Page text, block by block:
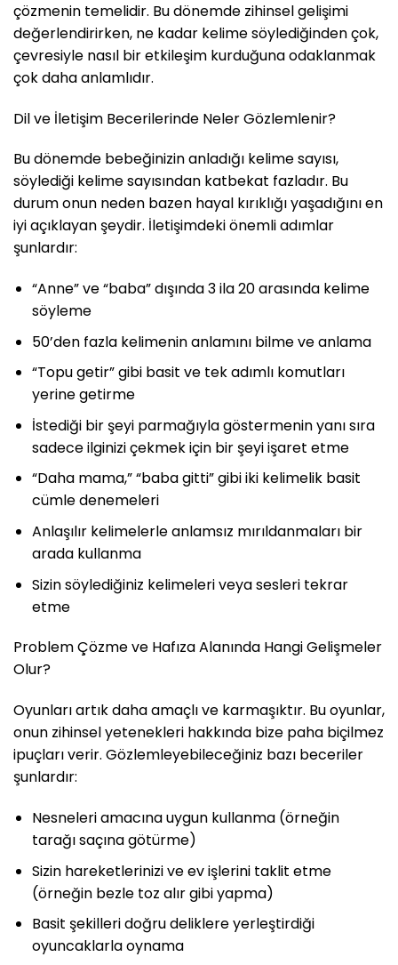
çözmenin temelidir. Bu dönemde zihinsel gelişimi
değerlendirirken, ne kadar kelime söylediğinden çok,
çevresiyle nasıl bir etkileşim kurduğuna odaklanmak
çok daha anlamlıdır.
Dil ve İletişim Becerilerinde Neler Gözlemlenir?
Bu dönemde bebeğinizin anladığı kelime sayısı,
söylediği kelime sayısından katbekat fazladır. Bu
durum onun neden bazen hayal kırıklığı yaşadığını en
iyi açıklayan şeydir. İletişimdeki önemli adımlar
şunlardır:
“Anne” ve “baba” dışında 3 ila 20 arasında kelime
söyleme
50’den fazla kelimenin anlamını bilme ve anlama
“Topu getir” gibi basit ve tek adımlı komutları
yerine getirme
İstediği bir şeyi parmağıyla göstermenin yanı sıra
sadece ilginizi çekmek için bir şeyi işaret etme
“Daha mama,” “baba gitti” gibi iki kelimelik basit
cümle denemeleri
Anlaşılır kelimelerle anlamsız mırıldanmaları bir
arada kullanma
Sizin söylediğiniz kelimeleri veya sesleri tekrar
etme
Problem Çözme ve Hafıza Alanında Hangi Gelişmeler
Olur?
Oyunları artık daha amaçlı ve karmaşıktır. Bu oyunlar,
onun zihinsel yetenekleri hakkında bize paha biçilmez
ipuçları verir. Gözlemleyebileceğiniz bazı beceriler
şunlardır:
Nesneleri amacına uygun kullanma (örneğin
tarağı saçına götürme)
Sizin hareketlerinizi ve ev işlerini taklit etme
(örneğin bezle toz alır gibi yapma)
Basit şekilleri doğru deliklere yerleştirdiği
oyuncaklarla oynama